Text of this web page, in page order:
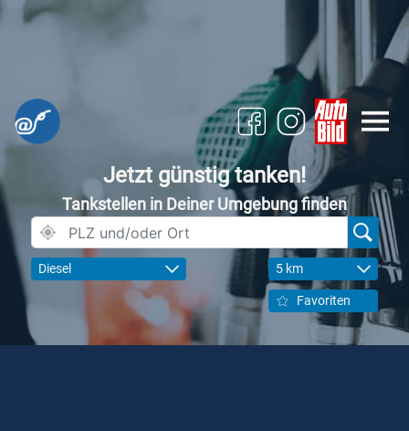
Jetzt günstig tanken!
Tankstellen in Deiner Umgebung finden
Diesel 5 km
Favoriten